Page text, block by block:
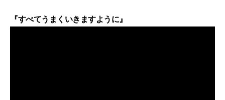
『すべてうまくいきますように』